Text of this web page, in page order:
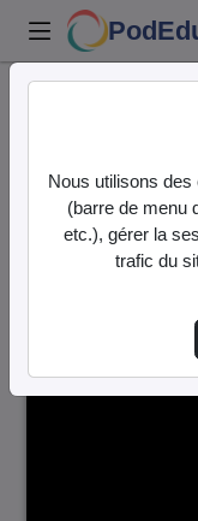
95 vidéos
Audio Vidéo
Direction de tri
Nous utilisons des
(barre de menu
etc.), gérer la
trafic du